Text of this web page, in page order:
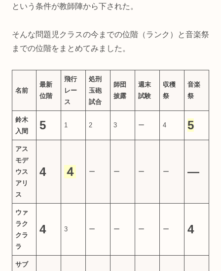
という条件が教師陣から下された。
そんな問題児クラスの今までの位階（ランク）と音楽祭
までの位階をまとめてみました。
名前
最新
位階
飛行
レー
ス
処刑
玉砲
試合
師団
披露
週末
試験
収穫
祭
音楽
祭
鈴木
入間
5 1 2 3 ー 4 5
アス
モデ
ウス
アリ
ス
4 ４ ー ー ー ー ―
ウァ
ラク
クラ
ラ
4 3 ー ー ー ー 4
サブ